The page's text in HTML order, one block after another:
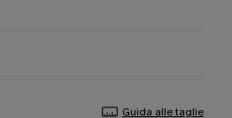
Guida alle taglie